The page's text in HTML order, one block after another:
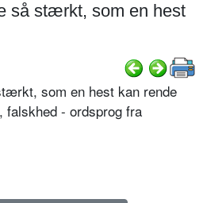
så stærkt, som en hest
som en hest kan rende
- ordsprog fra